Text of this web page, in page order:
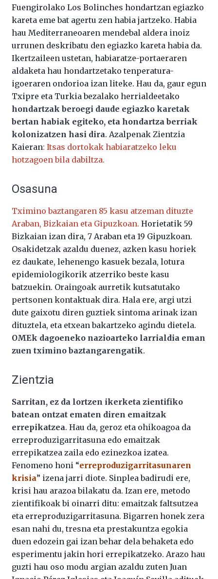
Fuengirolako Los Bolinches hondartzan egiazko
kareta eme bat agertu zen habia jartzeko. Habia
hau Mediterraneoaren mendebal aldera inoiz
urrunen deskribatu den egiazko kareta habia da.
Ikertzaileen ustetan, habiaratze-portaeraren
aldaketa hau hondartzetako tenperatura-
igoeraren ondorioa izan liteke. Hau da, gaur egun
Txipre eta Turkia bezalako herrialdeetako
hondartzak beroegi daude egiazko karetak
bertan habiak egiteko, eta hondartza berriak
kolonizatzen hasi dira. Azalpenak Zientzia
Kaieran: Itsas dortokak habiaratzeko leku
hotzagoen bila dabiltza.
Osasuna
Tximino baztangaren 85 kasu atzeman dituzte
Araban, Bizkaian eta Gipuzkoan. Horietatik 59
Bizkaian izan dira, 7 Araban eta 19 Gipuzkoan.
Osakidetzak azaldu duenez, azken kasu horiek
ez daukate, lehenengo kasuek bezala, lotura
epidemiologikorik atzerriko beste kasu
batzuekin. Oraingoak aurretik kutsatutako
pertsonen kontaktuak dira. Hala ere, argi utzi
dute gaixotu diren guztiek sintoma arinak izan
dituztela, eta etxean bakartzeko agindu dietela.
OMEk dagoeneko nazioarteko larrialdia eman
zuen tximino baztangarengatik.
Zientzia
Sarritan, ez da lortzen ikerketa zientifiko
batean ontzat ematen diren emaitzak
errepikatzea. Hau da, geroz eta ohikoagoa da
erreproduzigarritasuna edo emaitzak
errepikatzea zaila edo ezinezkoa izatea.
Fenomeno honi “erreproduzigarritasunaren
krisia” izena jarri diote. Sinplea badirudi ere,
krisi hau arazoa bilakatu da. Izan ere, metodo
zientifikoak bi oinarri ditu: emaitzak faltsutzea
eta erreproduzigarritasuna. Bigarren honek zera
esan nahi du, tresna eta prestakuntza egokia
duen edozein gai izan behar dela behaketa edo
esperimentu jakin hori errepikatzeko. Arazo hau
guzti hau oso modu argian azaldu zuten Juan